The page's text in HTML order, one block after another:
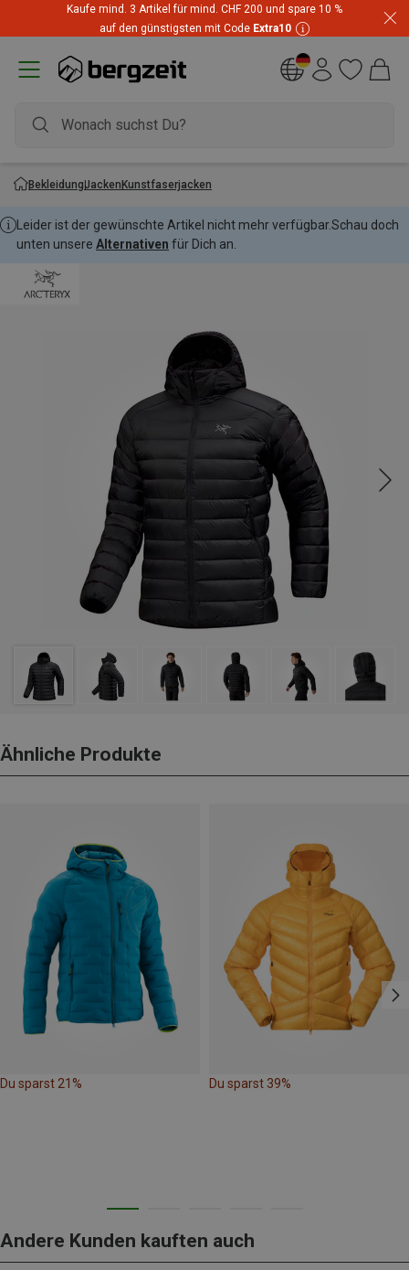
Kaufe mind. 3 Artikel für mind. CHF 200 und spare 10 %
auf den günstigsten mit Code Extra10
BekleidungJackenKunstfaserjacken
Leider ist der gewünschte Artikel nicht mehr verfügbar.Schau doch
unten unsere Alternativen für Dich an.
Ähnliche Produkte
Du sparst 21% Du sparst 39%
Andere Kunden kauften auch